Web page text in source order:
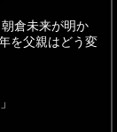
朝倉未来が明か
を父親はどう変